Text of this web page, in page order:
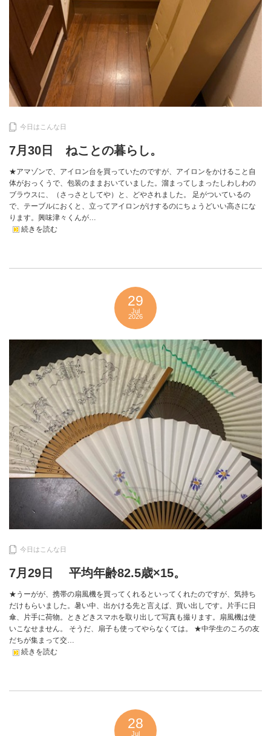
今日はこんな日
7月30日 ねことの暮らし。
★アマゾンで、アイロン台を買っていたのですが、アイロンをかけること自
体がおっくうで、包装のままおいていました。溜まってしまったしわしわの
ブラウスに、（さっさとしてや）と、どやされました。 足がついているの
で、テーブルにおくと、立ってアイロンがけするのにちょうどいい高さにな
ります。興味津々くんが…
続きを読む
29
Jul
2026
今日はこんな日
7月29日 平均年齢82.5歳×15。
★うーがが、携帯の扇風機を買ってくれるといってくれたのですが、気持ち
だけもらいました。暑い中、出かける先と言えば、買い出しです。片手に日
傘、片手に荷物。ときどきスマホを取り出して写真も撮ります。扇風機は使
いこなせません。 そうだ、扇子も使ってやらなくては。 ★中学生のころの友
だちが集まって交…
続きを読む
28
Jul